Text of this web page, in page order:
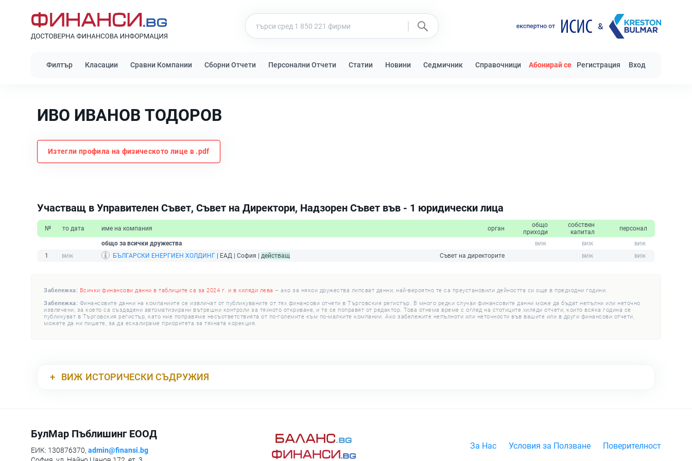
Филтър Класации Сравни Компании Сборни Отчети Персонални Отчети Статии Новини Седмичник Справочници Абонирай се Регистрация Вход
ИВО ИВАНОВ ТОДОРОВ
Изтегли профила на физическото лице в .pdf
Участващ в Управителен Съвет, Съвет на Директори, Надзорен Съвет във - 1 юридически лица
№ то дата име на компания орган
общо
приходи
собствен
капитал
персонал
общо за всички дружества
1
БЪЛГАРСКИ ЕНЕРГИЕН ХОЛДИНГ | ЕАД | София | действащ Съвет на директорите
Забележка: Всички финансови данни в таблиците са за 2024 г. и в хиляди лева – ако за някои дружества липсват данни, най-вероятно те са преустановили дейността си още в предходни години.
Забележка: Финансовите данни на компаниите се извличат от публикуваните от тях финансови отчети в Търговския регистър. В много редки случаи финансовите данни може да бъдат непълни или неточно
извлечени, за което са създадени автоматизирани вътрешни контроли за тяхното откриване, и те се поправят от редактор. Това отнема време с оглед на стотиците хиляди отчети, които всяка година се
публикуват в Търговския регистър, като ние поправяме несъответствията от по-големите към по-малките компании. Ако забележите непълноти или неточности във вашите или в други финансови отчети,
можете да ни пишете, за да ескалираме приоритета за тяхната корекция.
ВИЖ ИСТОРИЧЕСКИ СЪДРУЖИЯ
БулМар Пъблишинг ЕООД
ЕИК: 130876370, admin@finansi.bg
За Нас Условия за Ползване Поверителност